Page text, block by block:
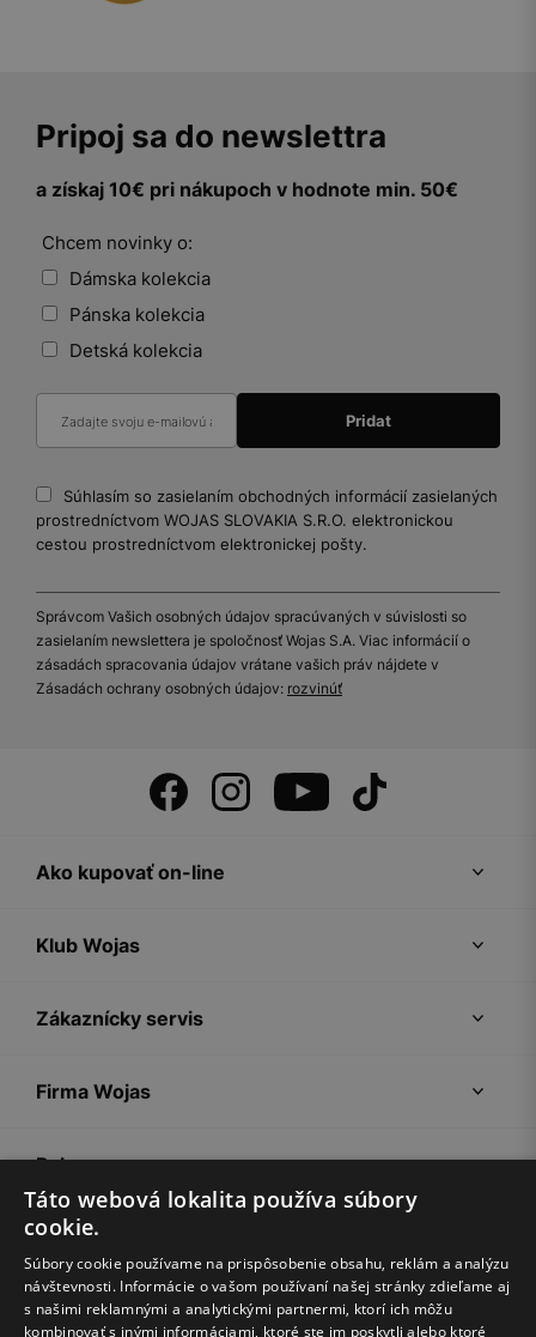
Pripoj sa do newslettra
a získaj 10€ pri nákupoch v hodnote min. 50€
Chcem novinky o:
Dámska kolekcia
Pánska kolekcia
Detská kolekcia
Súhlasím so zasielaním obchodných informácií zasielaných
prostredníctvom WOJAS SLOVAKIA S.R.O. elektronickou
cestou prostredníctvom elektronickej pošty.
Správcom Vašich osobných údajov spracúvaných v súvislosti so
zasielaním newslettera je spoločnosť Wojas S.A. Viac informácií o
zásadách spracovania údajov vrátane vašich práv nájdete v
Zásadách ochrany osobných údajov: rozvinúť
Ako kupovať on-line
Klub Wojas
Zákaznícky servis
Firma Wojas
Pokyny
Táto webová lokalita používa súbory
cookie.
Súbory cookie používame na prispôsobenie obsahu, reklám a analýzu
návštevnosti. Informácie o vašom používaní našej stránky zdieľame aj
s našimi reklamnými a analytickými partnermi, ktorí ich môžu
kombinovať s inými informáciami, ktoré ste im poskytli alebo ktoré